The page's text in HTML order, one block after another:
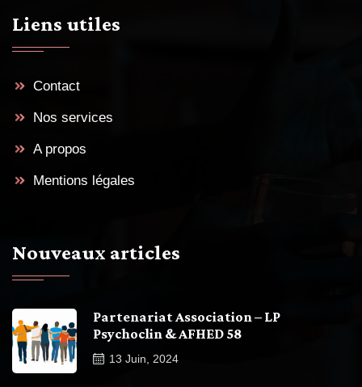
Liens utiles
Contact
Nos services
A propos
Mentions légales
Nouveaux articles
Partenariat Association – LP
Psychoclin & AFHED 58
13 Juin, 2024